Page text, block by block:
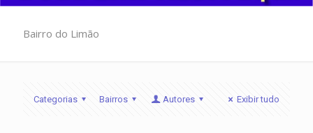
Bairro do Limão
Categorias Bairros Autores Exibir tudo